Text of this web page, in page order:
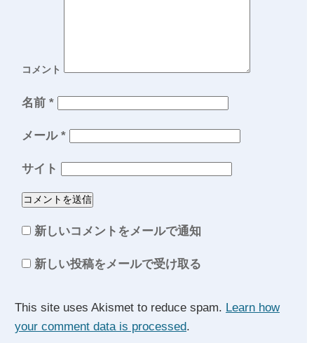
コメント
名前 *
メール *
サイト
新しいコメントをメールで通知
新しい投稿をメールで受け取る
This site uses Akismet to reduce spam. Learn how
your comment data is processed.